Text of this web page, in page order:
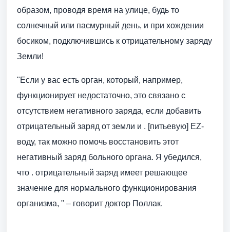
образом, проводя время на улице, будь то
солнечный или пасмурный день, и при хождении
босиком, подключившись к отрицательному заряду
Земли!
"Если у вас есть орган, который, например,
функционирует недостаточно, это связано с
отсутствием негативного заряда, если добавить
отрицательный заряд от земли и . [питьевую] EZ-
воду, так можно помочь восстановить этот
негативный заряд больного органа. Я убедился,
что . отрицательный заряд имеет решающее
значение для нормального функционирования
организма, " – говорит доктор Поллак.